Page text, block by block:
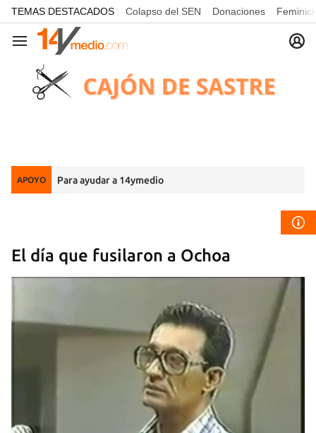
common.go-to-content
TEMAS DESTACADOS Colapso del SEN Donaciones
Navegación
APOYO Para ayudar a 14ymedio
El día que fusilaron a Ochoa